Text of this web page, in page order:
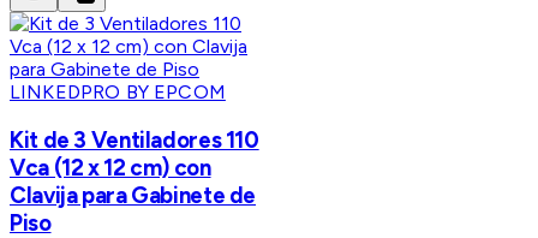
LINKEDPRO BY EPCOM
Kit de 3 Ventiladores 110
Vca (12 x 12 cm) con
Clavija para Gabinete de
Piso